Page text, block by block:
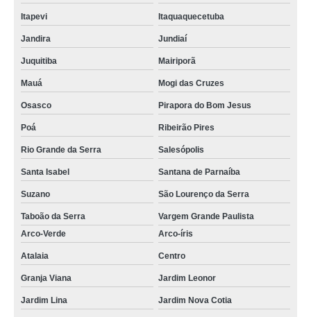
Itapevi Itaquaquecetuba
Jandira Jundiaí
Juquitiba Mairiporã
Mauá Mogi das Cruzes
Osasco Pirapora do Bom Jesus
Poá Ribeirão Pires
Rio Grande da Serra Salesópolis
Santa Isabel Santana de Parnaíba
Suzano São Lourenço da Serra
Taboão da Serra
Vargem Grande Paulista
Arco-Verde
Arco-íris
Atalaia Centro
Granja Viana Jardim Leonor
Jardim Lina Jardim Nova Cotia